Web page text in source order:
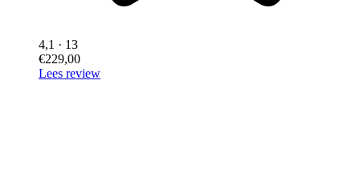
4,1 · 13
€229,00
Lees review